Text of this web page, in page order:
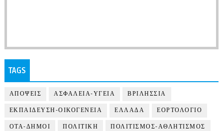
TAGS
ΑΠΟΨΕΙΣ ΑΣΦΑΛΕΙΑ-ΥΓΕΙΑ ΒΡΙΛΗΣΣΙΑ
ΕΚΠΑΙΔΕΥΣΗ-ΟΙΚΟΓΕΝΕΙΑ ΕΛΛΑΔΑ ΕΟΡΤΟΛΟΓΙΟ
ΟΤΑ-ΔΗΜΟΙ ΠΟΛΙΤΙΚΗ ΠΟΛΙΤΙΣΜΟΣ-ΑΘΛΗΤΙΣΜΟΣ